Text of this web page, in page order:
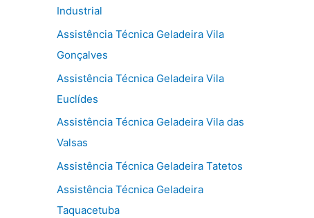
Industrial
Assistência Técnica Geladeira Vila
Gonçalves
Assistência Técnica Geladeira Vila
Euclídes
Assistência Técnica Geladeira Vila das
Valsas
Assistência Técnica Geladeira Tatetos
Assistência Técnica Geladeira
Taquacetuba